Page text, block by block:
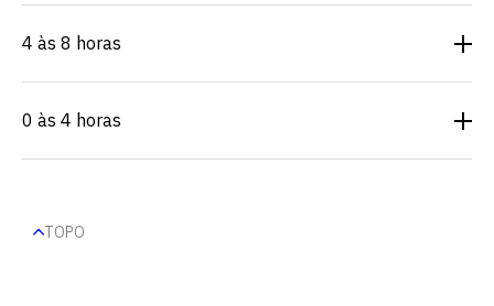
4 às 8 horas
0 às 4 horas
TOPO